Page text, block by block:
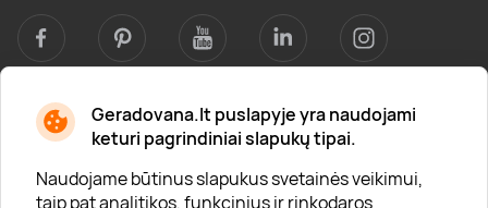
Geradovana.lt puslapyje yra naudojami
keturi pagrindiniai slapukų tipai.
Naudojame būtinus slapukus svetainės veikimui,
taip pat analitikos, funkcinius ir rinkodaros
Apie mus
Apie „Gera Dovana“